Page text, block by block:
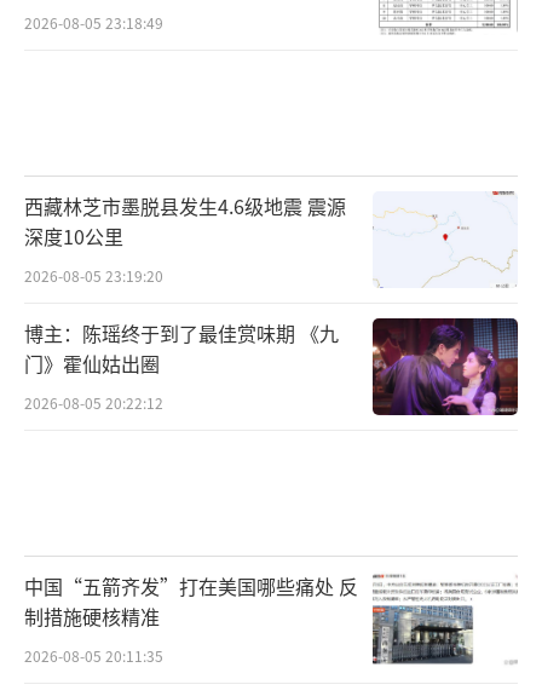
2026-08-05 23:18:49
西藏林芝市墨脱县发生4.6级地震 震源
深度10公里
2026-08-05 23:19:20
博主：陈瑶终于到了最佳赏味期 《九
门》霍仙姑出圈
2026-08-05 20:22:12
中国“五箭齐发”打在美国哪些痛处 反
制措施硬核精准
2026-08-05 20:11:35